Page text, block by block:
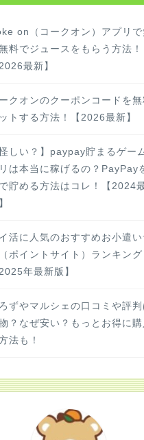
on（コークオン）アプリで
料でジュースをもらう方法！
2026最新】
クオンのクーポンコードを
トする方法！【2026最新】
怪しい？】paypay貯まるゲー
は本当に稼げるの？PayPay
貯める方法はコレ！【2024
活に人気のおすすめお小遣い
（ポイントサイト）ランキング
2025年最新版】
ずやマルシェの口コミや評判
？なぜ安い？もっとお得に購
法も！